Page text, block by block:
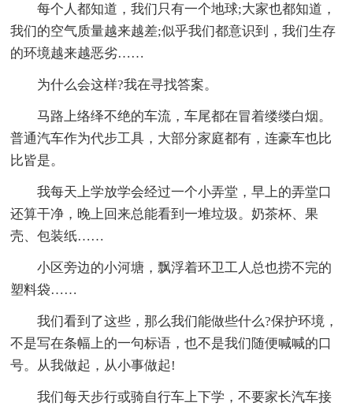
每个人都知道，我们只有一个地球;大家也都知道，
我们的空气质量越来越差;似乎我们都意识到，我们生存
的环境越来越恶劣……
为什么会这样?我在寻找答案。
马路上络绎不绝的车流，车尾都在冒着缕缕白烟。
普通汽车作为代步工具，大部分家庭都有，连豪车也比
比皆是。
我每天上学放学会经过一个小弄堂，早上的弄堂口
还算干净，晚上回来总能看到一堆垃圾。奶茶杯、果
壳、包装纸……
小区旁边的小河塘，飘浮着环卫工人总也捞不完的
塑料袋……
我们看到了这些，那么我们能做些什么?保护环境，
不是写在条幅上的一句标语，也不是我们随便喊喊的口
号。从我做起，从小事做起!
我们每天步行或骑自行车上下学，不要家长汽车接